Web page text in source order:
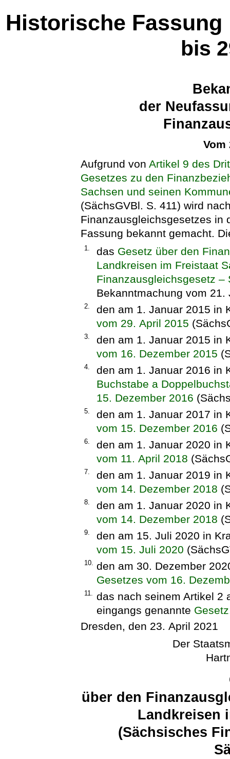
Historische Fassung
bis
der
Vom
Aufgrund vonArtikel 9 des
Gesetzes zu den
Sachsen und seinen
(SächsGVBl. S. 411) wird
Finanzausgleichsgesetzes in
Fassung bekannt gemacht.
1. das Gesetz über den
Landkreisen im Freistaat
Finanzausgleichsgesetz –
Bekanntmachung vom
2.
den am 1. Januar 2015 in
vom 29. April 2015
3.
den am 1. Januar 2015 in
vom 16. Dezember 2015
4.
den am 1. Januar 2016 in
Buchstabe a
15. Dezember 2016
5.
den am 1. Januar 2017 in
vom 15. Dezember 2016
6.
den am 1. Januar 2020 in
vom 11. April 2018
7.
den am 1. Januar 2019 in
vom 14. Dezember 2018
8.
den am 1. Januar 2020 in
vom 14. Dezember 2018
9.
den am 15. Juli 2020 in
vom 15. Juli 2020
10. den am 30. Dezember
Gesetzes vom 16.
11. das nach seinem Artikel 2
eingangs genannte Gesetz
Dresden, den 23. April 2021
Der
über den
Landkreisen
(Sächsisches